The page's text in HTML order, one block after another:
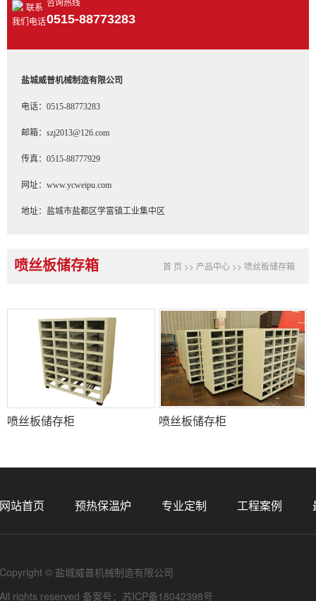
0515-88773283
盐城威普机械制造有限公司
电话：0515-88773283
邮箱：szj2013@126.com
传真：0515-88777929
网址：www.ycweipu.com
地址：盐城市盐都区学富镇工业集中区
喷丝板储存箱 首 页 >> 产品中心 >> 喷丝板储存箱
喷丝板储存柜 喷丝板储存柜
网站首页 预热保温炉 专业定制 工程案例
Copyright © 盐城威普机械制造有限公司
All rights reserved 备案号： 苏ICP备18042398号